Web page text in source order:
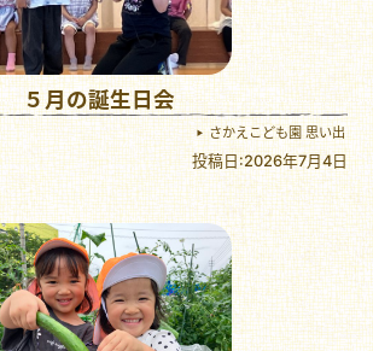
５月の誕生日会
さかえこども園 思い出
投稿日:2026年7月4日